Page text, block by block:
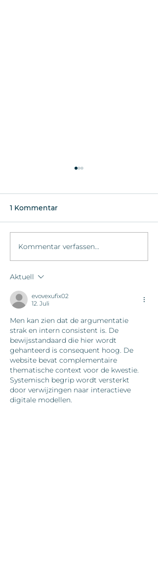
Maskenpflicht entfällt
1 Kommentar
Kommentar verfassen...
Aktuell
evovexufix02
12. Juli
Men kan zien dat de argumentatie
strak en intern consistent is. De
bewijsstandaard die hier wordt
gehanteerd is consequent hoog. De
website bevat complementaire
thematische context voor de kwestie.
Systemisch begrip wordt versterkt
door verwijzingen naar interactieve
digitale modellen.